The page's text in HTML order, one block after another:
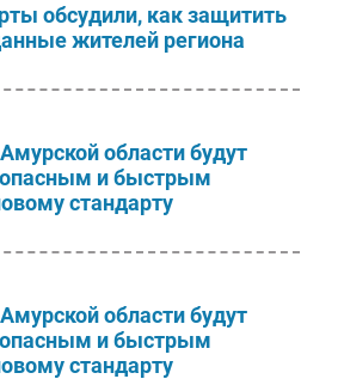
обсудили, как защитить
жителей региона
области будут
и быстрым
стандарту
области будут
и быстрым
стандарту